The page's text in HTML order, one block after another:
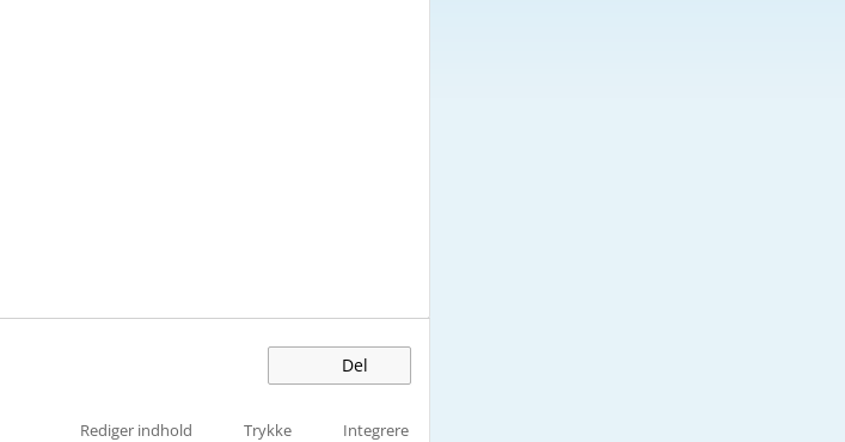
Del
Rediger indhold Trykke Integrere